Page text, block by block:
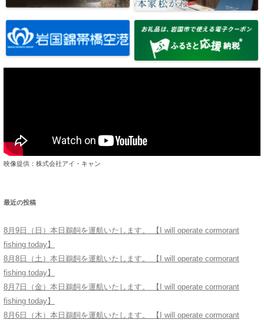
映像提供：株式会社アイ・キャン
最近の投稿
8月9日（日）本日鵜飼を運航いたします。 【I will operate cormorant
fishing today】
8月8日（土）本日鵜飼を運航いたします。 【I will operate cormorant
fishing today】
8月7日（金）本日鵜飼を運航いたします。 【I will operate cormorant
fishing today】
8月6日（木）本日鵜飼を運航いたします。 【I will operate cormorant